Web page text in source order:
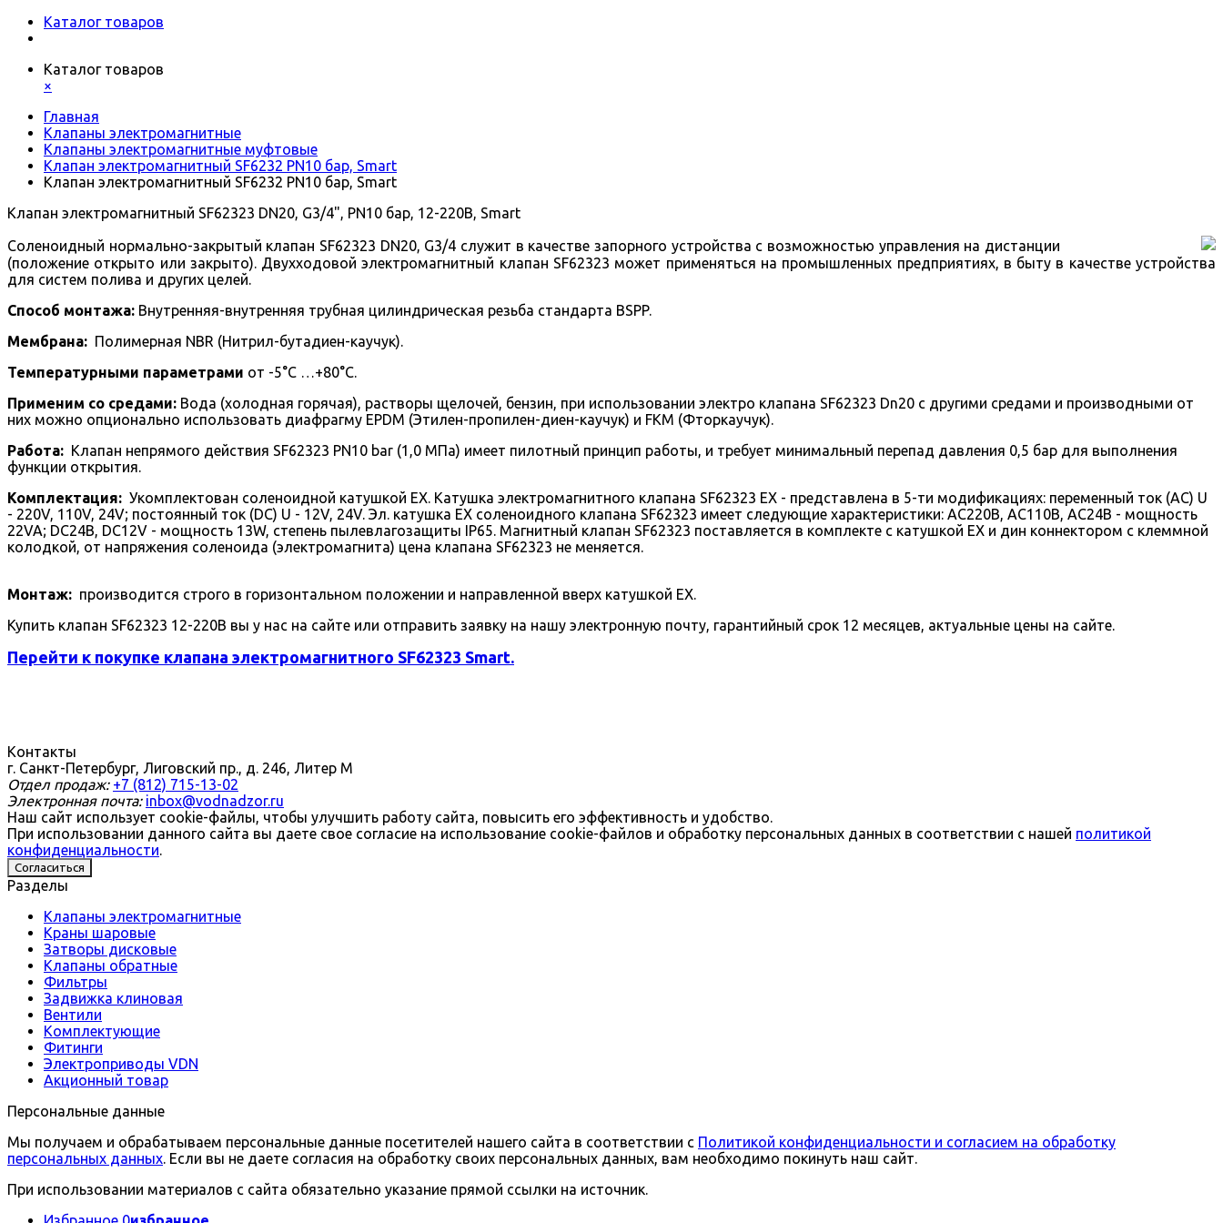
Каталог товаров
Каталог товаров
×
Главная
Клапаны электромагнитные
Клапаны электромагнитные муфтовые
Клапан электромагнитный SF6232 PN10 бар, Smart
Клапан электромагнитный SF6232 PN10 бар, Smart
Клапан электромагнитный SF62323 DN20, G3/4", PN10 бар, 12-220В, Smart
Соленоидный нормально-закрытый клапан SF62323 DN20, G3/4 служит в качестве запорного устройства с возможностью управления на дистанции
(положение открыто или закрыто). Двухходовой электромагнитный клапан SF62323 может применяться на промышленных предприятиях, в быту в качестве устройства
для систем полива и других целей.
Способ монтажа: Внутренняя-внутренняя трубная цилиндрическая резьба стандарта BSPP.
Мембрана: Полимерная NBR (Нитрил-бутадиен-каучук).
Температурными параметрами от -5°С …+80°С.
Применим со средами: Вода (холодная горячая), растворы щелочей, бензин, при использовании электро клапана SF62323 Dn20 с другими средами и производными от
них можно опционально использовать диафрагму EPDM (Этилен-пропилен-диен-каучук) и FKM (Фторкаучук).
Работа: Клапан непрямого действия SF62323 PN10 bar (1,0 МПа) имеет пилотный принцип работы, и требует минимальный перепад давления 0,5 бар для выполнения
функции открытия.
Комплектация: Укомплектован соленоидной катушкой EX. Катушка электромагнитного клапана SF62323 EX - представлена в 5-ти модификациях: переменный ток (AC) U
- 220V, 110V, 24V; постоянный ток (DC) U - 12V, 24V. Эл. катушка EX соленоидного клапана SF62323 имеет следующие характеристики: AC220В, AC110В, AC24В - мощность
22VA; DC24В, DC12V - мощность 13W, степень пылевлагозащиты IP65. Магнитный клапан SF62323 поставляется в комплекте с катушкой EX и дин коннектором с клеммной
колодкой, от напряжения соленоида (электромагнита) цена клапана SF62323 не меняется.
Монтаж: производится строго в горизонтальном положении и направленной вверх катушкой EX.
Купить клапан SF62323 12-220В вы у нас на сайте или отправить заявку на нашу электронную почту, гарантийный срок 12 месяцев, актуальные цены на сайте.
Перейти к покупке клапана электромагнитного SF62323 Smart.
Контакты
г. Санкт-Петербург, Лиговский пр., д. 246, Литер М
Отдел продаж: +7 (812) 715-13-02
Электронная почта: inbox@vodnadzor.ru
Наш сайт использует cookie-файлы, чтобы улучшить работу сайта, повысить его эффективность и удобство.
При использовании данного сайта вы даете свое согласие на использование cookie-файлов и обработку персональных данных в соответствии с нашей политикой
конфиденциальности.
Согласиться
Разделы
Клапаны электромагнитные
Краны шаровые
Затворы дисковые
Клапаны обратные
Фильтры
Задвижка клиновая
Вентили
Комплектующие
Фитинги
Электроприводы VDN
Акционный товар
Персональные данные
Мы получаем и обрабатываем персональные данные посетителей нашего сайта в соответствии с Политикой конфиденциальности и согласием на обработку
персональных данных. Если вы не даете согласия на обработку своих персональных данных, вам необходимо покинуть наш сайт.
При использовании материалов с сайта обязательно указание прямой ссылки на источник.